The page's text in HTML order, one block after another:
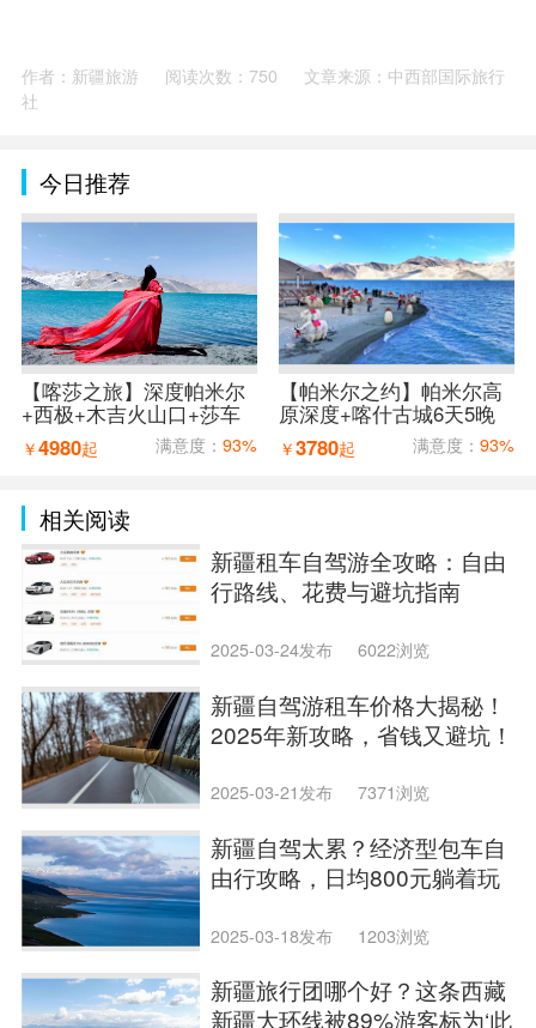
作者：新疆旅游 阅读次数：750
文章来源：中西部国际旅行
社
今日推荐
【喀莎之旅】深度帕米尔
+西极+木吉火山口+莎车
古城8天7晚拼车小团
￥4980起 满意度：93%
【帕米尔之约】帕米尔高
原深度+喀什古城6天5晚
拼车小团
￥3780起 满意度：93%
相关阅读
新疆租车自驾游全攻略：自由
行路线、花费与避坑指南
2025-03-24发布 6022浏览
新疆自驾游租车价格大揭秘！
2025年新攻略，省钱又避坑！
2025-03-21发布 7371浏览
新疆自驾太累？经济型包车自
由行攻略，日均800元躺着玩
2025-03-18发布 1203浏览
新疆旅行团哪个好？这条西藏
新疆大环线被89%游客标为‘此